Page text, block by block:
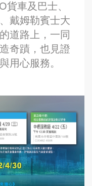
貨車及巴士、
戴姆勒賓士大
道路上，一同
奇蹟，也見證
用心服務。